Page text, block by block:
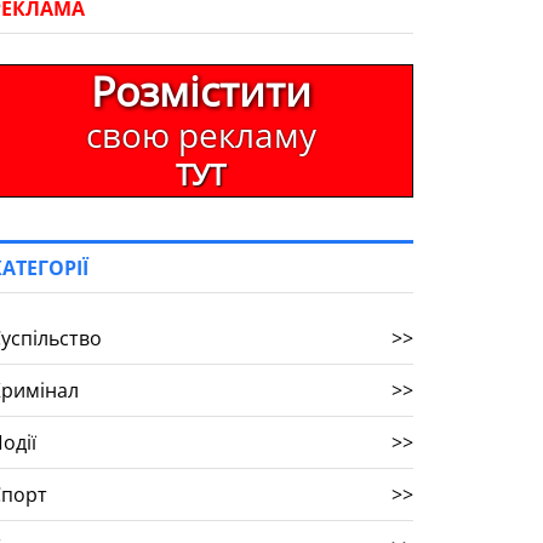
Розмістити
свою рекламу
ТУТ
>>
>>
>>
>>